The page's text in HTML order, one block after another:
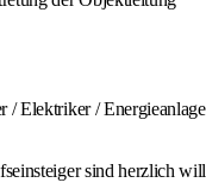
Elektriker /
sind herzlich